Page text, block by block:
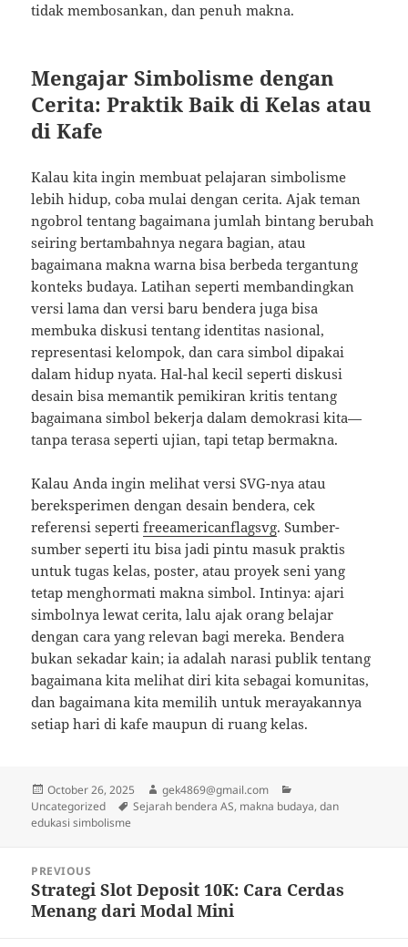
tidak membosankan, dan penuh makna.
Mengajar Simbolisme dengan
Cerita: Praktik Baik di Kelas atau
di Kafe
Kalau kita ingin membuat pelajaran simbolisme
lebih hidup, coba mulai dengan cerita. Ajak teman
ngobrol tentang bagaimana jumlah bintang berubah
seiring bertambahnya negara bagian, atau
bagaimana makna warna bisa berbeda tergantung
konteks budaya. Latihan seperti membandingkan
versi lama dan versi baru bendera juga bisa
membuka diskusi tentang identitas nasional,
representasi kelompok, dan cara simbol dipakai
dalam hidup nyata. Hal-hal kecil seperti diskusi
desain bisa memantik pemikiran kritis tentang
bagaimana simbol bekerja dalam demokrasi kita—
tanpa terasa seperti ujian, tapi tetap bermakna.
Kalau Anda ingin melihat versi SVG-nya atau
bereksperimen dengan desain bendera, cek
referensi sepertifreeamericanflagsvg. Sumber-
sumber seperti itu bisa jadi pintu masuk praktis
untuk tugas kelas, poster, atau proyek seni yang
tetap menghormati makna simbol. Intinya: ajari
simbolnya lewat cerita, lalu ajak orang belajar
dengan cara yang relevan bagi mereka. Bendera
bukan sekadar kain; ia adalah narasi publik tentang
bagaimana kita melihat diri kita sebagai komunitas,
dan bagaimana kita memilih untuk merayakannya
setiap hari di kafe maupun di ruang kelas.
Posted
on
October 26, 2025 Author
gek4869@gmail.com
Uncategorized
Tags
Sejarah bendera AS, makna budaya, dan
edukasi simbolisme
navigation
PREVIOUS
Previous
post:
Strategi Slot Deposit 10K: Cara Cerdas
Menang dari Modal Mini